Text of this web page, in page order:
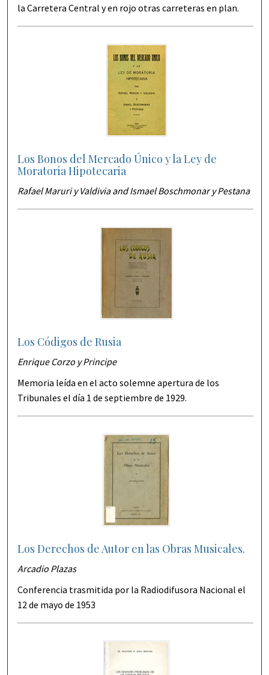
la Carretera Central y en rojo otras carreteras en plan.
Los Bonos del Mercado Único y la Ley de
Moratoria Hipotecaria
Rafael Maruri y Valdivia and Ismael Boschmonar y Pestana
Los Códigos de Rusia
Enrique Corzo y Principe
Memoria leída en el acto solemne apertura de los
Tribunales el día 1 de septiembre de 1929.
Los Derechos de Autor en las Obras Musicales.
Arcadio Plazas
Conferencia trasmitida por la Radiodifusora Nacional el
12 de mayo de 1953